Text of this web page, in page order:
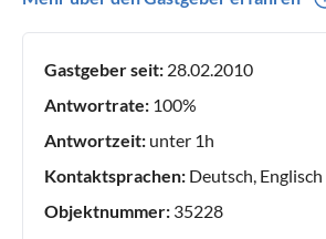
Gastgeber seit: 28.02.2010
Antwortrate: 100%
Antwortzeit: unter 1h
Kontaktsprachen: Deutsch, Englisch
Objektnummer: 35228